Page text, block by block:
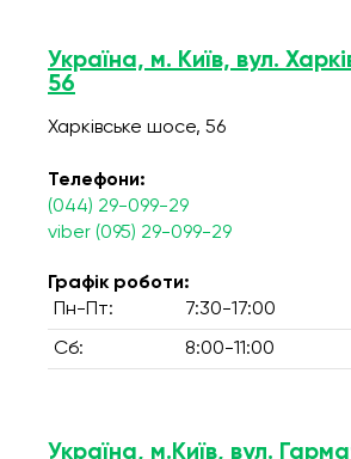
Україна, м. Київ, вул.
56
Харківське шосе, 56
Телефони:
(044) 29-099-29
viber (095) 29-099-29
Графік роботи:
Пн-Пт:
7:30-17:00
Сб: 8:00-11:00
Україна, м.Київ, вул.